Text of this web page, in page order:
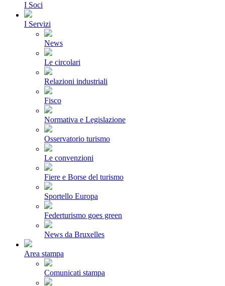
I Soci
I Servizi
News
Le circolari
Relazioni industriali
Fisco
Normativa e Legislazione
Osservatorio turismo
Le convenzioni
Fiere e Borse del turismo
Sportello Europa
Federturismo goes green
News da Bruxelles
Area stampa
Comunicati stampa